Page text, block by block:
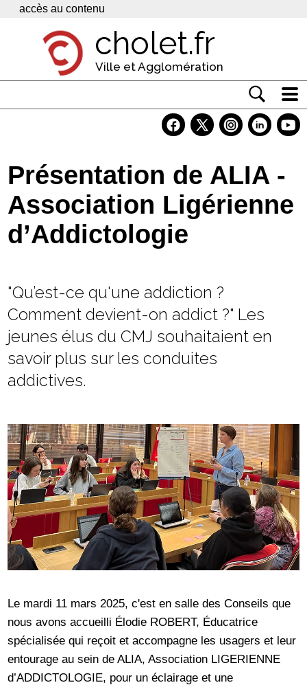
Panneau de gestion des cookies
accès au contenu
cholet.fr
Ville et Agglomération
Economie
Services
Contacts
Présentation de ALIA -
Association Ligérienne
d’Addictologie
"Qu’est-ce qu'une addiction ?
Comment devient-on addict ?" Les
jeunes élus du CMJ souhaitaient en
savoir plus sur les conduites
addictives.
Le mardi 11 mars 2025, c'est en salle des Conseils que
nous avons accueilli Élodie ROBERT, Éducatrice
spécialisée qui reçoit et accompagne les usagers et leur
entourage au sein de ALIA, Association LIGERIENNE
d’ADDICTOLOGIE, pour un éclairage et une